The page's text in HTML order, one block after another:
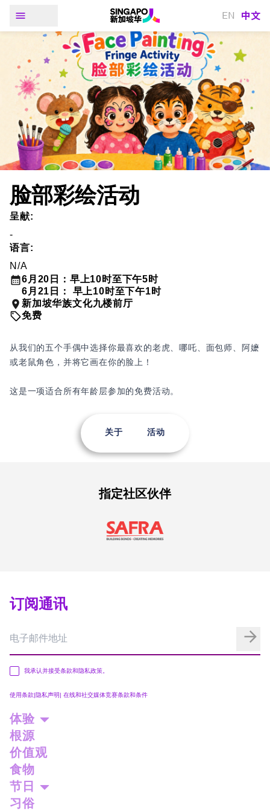
EN 中文
从我们的五个手偶中选择你最喜欢的老虎、哪吒、面包师、阿嬷
或老鼠角色，并将它画在你的脸上！
这是一项适合所有年龄层参加的免费活动。
脸部彩绘活动
呈献:
-
语言:
N/A
6月20日：早上10时至下午5时
6月21日： 早上10时至下午1时
新加坡华族文化九楼前厅
免费
关于 活动
指定社区伙伴
订阅通讯
我承认并接受条款和隐私政策。
使用条款 隐私声明 在线和社交媒体竞赛条款和条件
体验
根源
价值观
食物
节日
习俗